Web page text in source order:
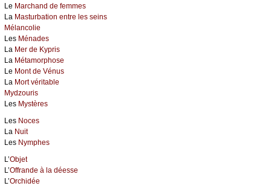
Le Marchand de femmes
La Masturbation entre les seins
Mélancolie
Les Ménades
La Mer de Kypris
La Métamorphose
Le Mont de Vénus
La Mort véritable
Mydzouris
Les Mystères
Les Noces
La Nuit
Les Nymphes
L’Objet
L’Offrande à la déesse
L’Orchidée